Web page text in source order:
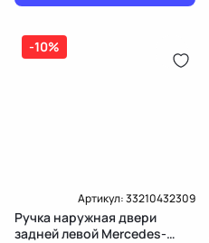
-10%
Артикул:33210432309
Ручка наружная двери
задней левой Mercedes-